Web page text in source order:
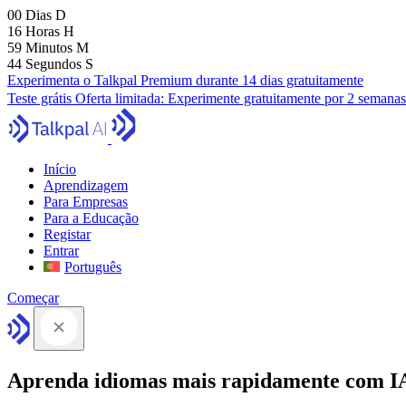
00 Dias D
16 Horas H
59 Minutos M
43 Segundos S
Experimenta o Talkpal Premium durante 14 dias gratuitamente
Teste grátis Oferta limitada: Experimente gratuitamente por 2 semanas
Início
Aprendizagem
Para Empresas
Para a Educação
Registar
Entrar
Português
Começar
Aprenda idiomas mais rapidamente com